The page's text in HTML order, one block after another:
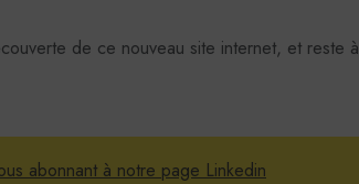
de ce nouveau site internet, et reste à
abonnant à notre page Linkedin